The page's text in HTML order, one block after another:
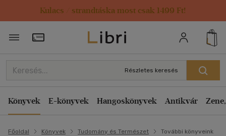
Kulacs / strandtáska most csak 1499 Ft!
Törzsvásárlói Kártya adatai
Részletes keresés
Könyvek E-könyvek Hangoskönyvek Antikvár
Főoldal Könyvek Tudomány és Természet További könyveink